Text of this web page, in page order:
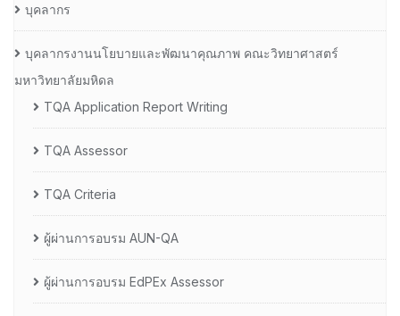
บุคลากร
บุคลากรงานนโยบายและพัฒนาคุณภาพ คณะวิทยาศาสตร์
มหาวิทยาลัยมหิดล
TQA Application Report Writing
TQA Assessor
TQA Criteria
ผู้ผ่านการอบรม AUN-QA
ผู้ผ่านการอบรม EdPEx Assessor